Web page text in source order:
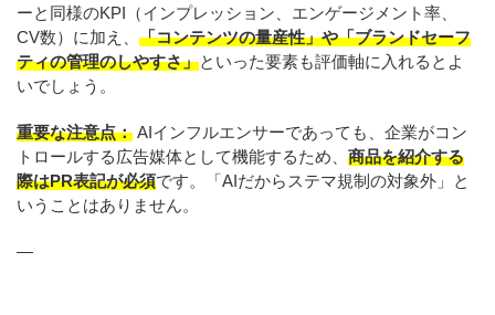
ーと同様のKPI（インプレッション、エンゲージメント率、
CV数）に加え、 「コンテンツの量産性」や「ブランドセーフ
ティの管理のしやすさ」といった要素も評価軸に入れるとよ
いでしょう。
重要な注意点： AIインフルエンサーであっても、企業がコン
トロールする広告媒体として機能するため、 商品を紹介する
際はPR表記が必須です。「AIだからステマ規制の対象外」と
いうことはありません。
—